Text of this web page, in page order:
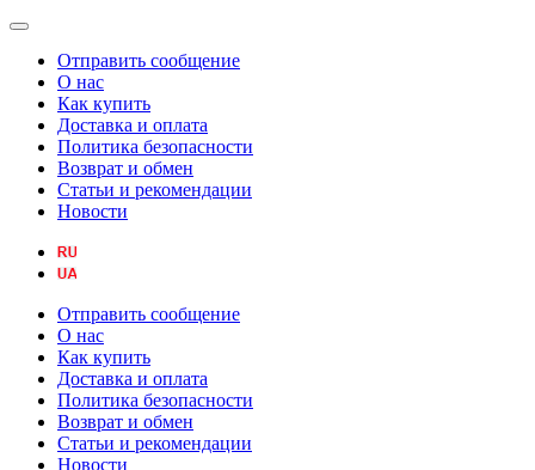
Отправить сообщение
О нас
Как купить
Доставка и оплата
Политика безопасности
Возврат и обмен
Статьи и рекомендации
Новости
Отправить сообщение
О нас
Как купить
Доставка и оплата
Политика безопасности
Возврат и обмен
Статьи и рекомендации
Новости